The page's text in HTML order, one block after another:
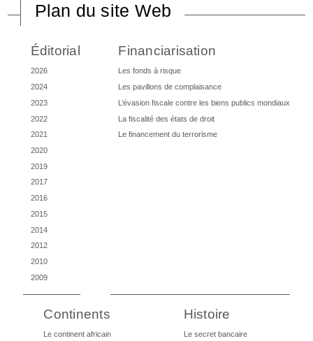
Plan du site Web
Éditorial
2026
2024
2023
2022
2021
2020
2019
2017
2016
2015
2014
2012
2010
2009
Financiarisation
Les fonds à risque
Les pavillons de complaisance
L’évasion fiscale contre les biens publics mondiaux
La fiscalité des états de droit
Le financement du terrorisme
Continents
Le continent africain
Histoire
Le secret bancaire